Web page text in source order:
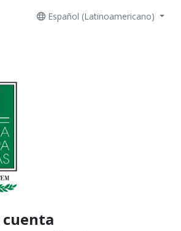
Español (Latinoamericano)
cuenta